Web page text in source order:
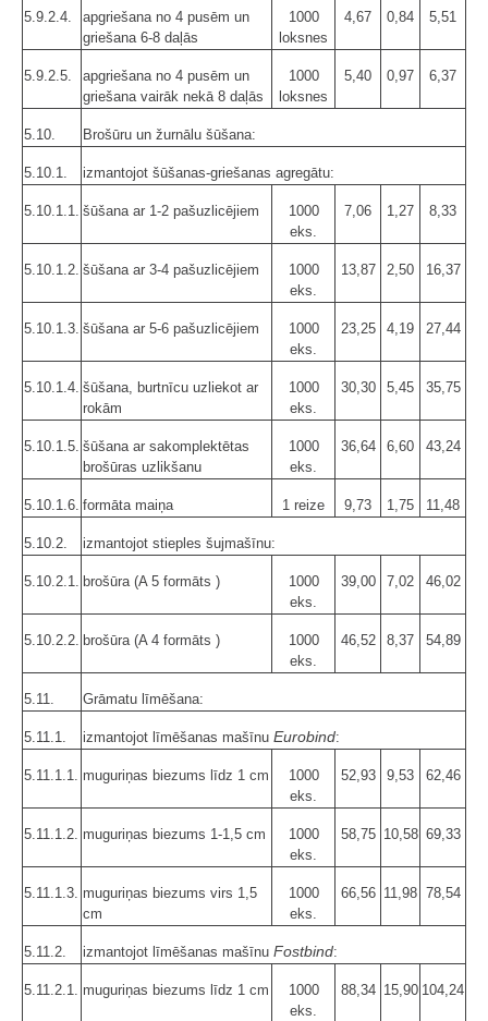
5.9.2.4.
apgriešana no 4 pusēm un
griešana 6-8 daļās
1000
loksnes
4,67 0,84 5,51
5.9.2.5.
apgriešana no 4 pusēm un
griešana vairāk nekā 8 daļās
1000
loksnes
5,40 0,97 6,37
5.10. Brošūru un žurnālu šūšana:
5.10.1. izmantojot šūšanas-griešanas agregātu:
5.10.1.1. šūšana ar 1-2 pašuzlicējiem
1000
eks.
7,06 1,27 8,33
5.10.1.2. šūšana ar 3-4 pašuzlicējiem
1000
eks.
13,87 2,50 16,37
5.10.1.3. šūšana ar 5-6 pašuzlicējiem
1000
eks.
23,25 4,19 27,44
5.10.1.4. šūšana, burtnīcu uzliekot ar
rokām
1000
eks.
30,30 5,45 35,75
5.10.1.5. šūšana ar sakomplektētas
brošūras uzlikšanu
1000
eks.
36,64 6,60 43,24
5.10.1.6. formāta maiņa 1 reize 9,73 1,75 11,48
5.10.2. izmantojot stieples šujmašīnu:
5.10.2.1. brošūra (A 5 formāts )
1000
eks.
39,00 7,02 46,02
5.10.2.2. brošūra (A 4 formāts )
1000
eks.
46,52 8,37 54,89
5.11. Grāmatu līmēšana:
5.11.1. izmantojot līmēšanas mašīnu Eurobind:
5.11.1.1. muguriņas biezums līdz 1 cm
1000
eks.
52,93 9,53 62,46
5.11.1.2. muguriņas biezums 1-1,5 cm
1000
eks.
58,75 10,58 69,33
5.11.1.3. muguriņas biezums virs 1,5
cm
1000
eks.
66,56 11,98 78,54
5.11.2. izmantojot līmēšanas mašīnu Fostbind:
5.11.2.1. muguriņas biezums līdz 1 cm
1000
eks.
88,34 15,90 104,24